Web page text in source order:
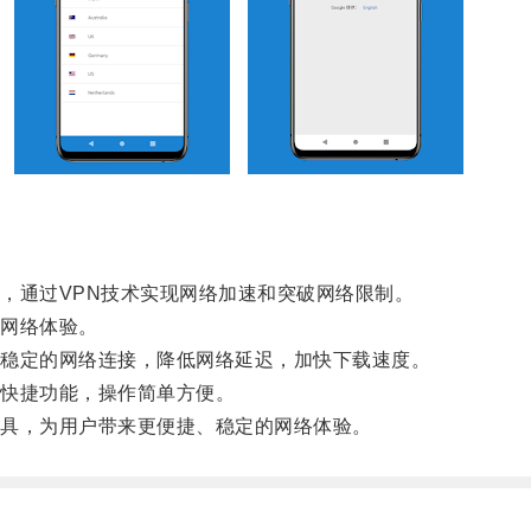
过VPN技术实现网络加速和突破网络限制。
络体验。
的网络连接，降低网络延迟，加快下载速度。
功能，操作简单方便。
为用户带来更便捷、稳定的网络体验。